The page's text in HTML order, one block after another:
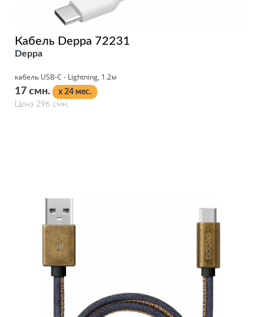
Кабель Deppa 72231
Deppa
кабель USB-C - Lightning, 1.2м
17 смн.
x 24 мес.
Цена 296 смн.